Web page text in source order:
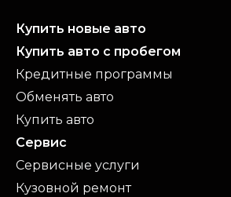
Купить новые авто
Купить авто с пробегом
Кредитные программы
Обменять авто
Купить авто
Сервис
Сервисные услуги
Кузовной ремонт